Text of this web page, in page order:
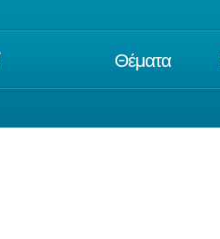
Θέματα